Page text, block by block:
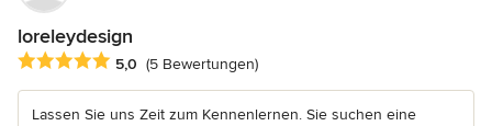
loreleydesign
Durchschnittliche Bewertung: 5 von 5 Sternen
5,0 (5 Bewertungen)
Lassen Sie uns Zeit zum Kennenlernen. Sie suchen eine